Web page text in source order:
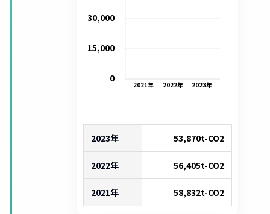
2021年 2022年 2023年
0
15,000
30,000
2023年 53,870t-CO2
2022年 56,405t-CO2
2021年 58,832t-CO2